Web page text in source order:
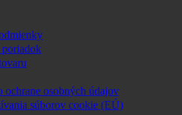
ochrane osobných údajov
súborov cookie (EÚ)